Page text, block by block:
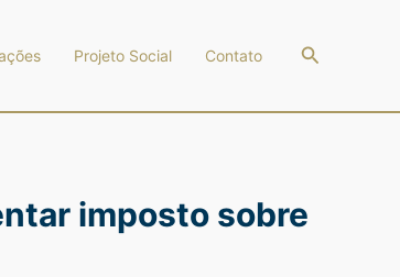
Projeto Social Contato Pesquisar
imposto sobre